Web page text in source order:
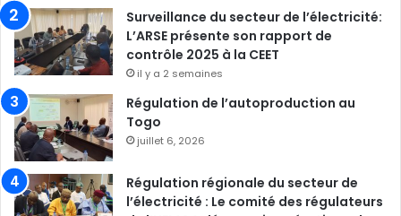
Surveillance du secteur de l’électricité:
L’ARSE présente son rapport de
contrôle 2025 à la CEET
il y a 2 semaines
Régulation de l’autoproduction au
Togo
juillet 6, 2026
Régulation régionale du secteur de
l’électricité : Le comité des régulateurs